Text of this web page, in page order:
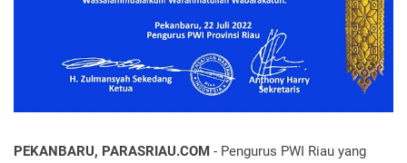
PEKANBARU, PARASRIAU.COM - Pengurus PWI Riau yang